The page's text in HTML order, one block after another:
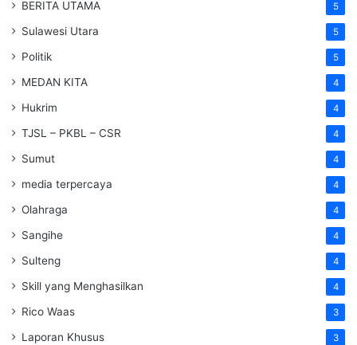
BERITA UTAMA 5
Sulawesi Utara 5
Politik 5
MEDAN KITA 4
Hukrim 4
TJSL – PKBL – CSR 4
Sumut 4
media terpercaya 4
Olahraga 4
Sangihe 4
Sulteng 4
Skill yang Menghasilkan 4
Rico Waas 3
Laporan Khusus 3